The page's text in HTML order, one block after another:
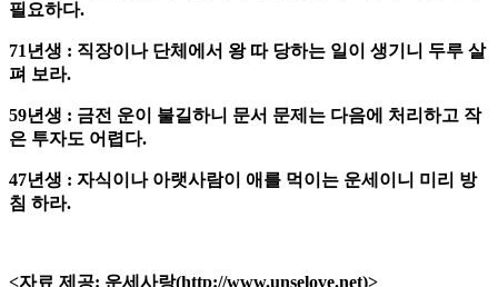
필요하다.
71년생 : 직장이나 단체에서 왕 따 당하는 일이 생기니 두루 살
펴 보라.
59년생 : 금전 운이 불길하니 문서 문제는 다음에 처리하고 작
은 투자도 어렵다.
47년생 : 자식이나 아랫사람이 애를 먹이는 운세이니 미리 방
침 하라.
<자료 제공: 운세사랑(http://www.unselove.net)>